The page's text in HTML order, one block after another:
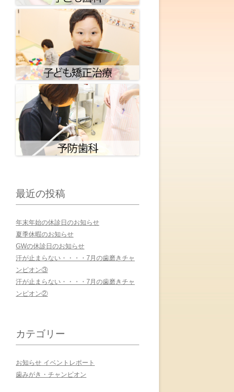
最近の投稿
年末年始の休診日のお知らせ
夏季休暇のお知らせ
GWの休診日のお知らせ
汗が止まらない・・・・7月の歯磨きチャ
ンピオン③
汗が止まらない・・・・7月の歯磨きチャ
ンピオン②
カテゴリー
お知らせ イベントレポート
歯みがき・チャンピオン